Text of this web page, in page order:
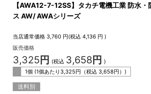
【AWA12-7-12SS】タカチ電機工業 防水・
ス AW/ AWAシリーズ
当店通常価格 3,760 円(税込4,136 円 )
販売価格
3,325 円 (税込 3,658 円 )
1個 (1個あたり 3,325円（税込 3,658円）)
送料別